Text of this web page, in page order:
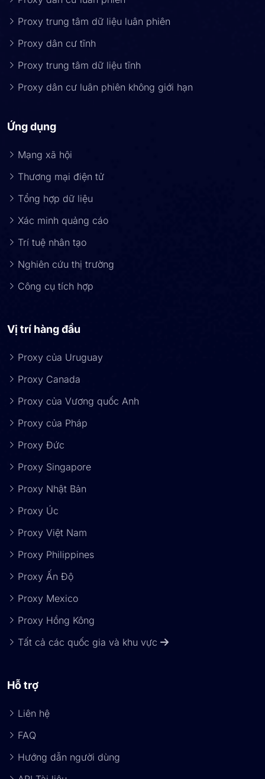
Proxy trung tâm dữ liệu luân phiên
Proxy dân cư tĩnh
Proxy trung tâm dữ liệu tĩnh
Proxy dân cư luân phiên không giới hạn
Ứng dụng
Mạng xã hội
Thương mại điện tử
Tổng hợp dữ liệu
Xác minh quảng cáo
Trí tuệ nhân tạo
Nghiên cứu thị trường
Công cụ tích hợp
Vị trí hàng đầu
Proxy của Uruguay
Proxy Canada
Proxy của Vương quốc Anh
Proxy của Pháp
Proxy Đức
Proxy Singapore
Proxy Nhật Bản
Proxy Úc
Proxy Việt Nam
Proxy Philippines
Proxy Ấn Độ
Proxy Mexico
Proxy Hồng Kông
Tất cả các quốc gia và khu vực
Hỗ trợ
Liên hệ
FAQ
Hướng dẫn người dùng